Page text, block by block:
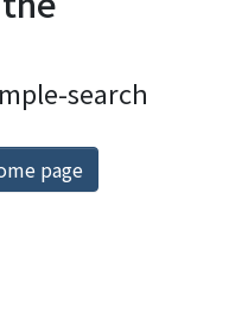
search
page